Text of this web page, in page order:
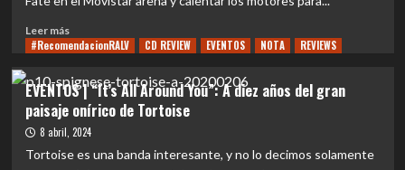
material
el
imperdible
concierto
Mercyful
Fate
en
Santiago
Leer másLeer
más
EVENTOS
|
Cinco
clásicos
#RecomendacionRALV CD REVIEW EVENTOS NOTA REVIEWS
EVENTOS | “It’s All Around You”: A diez años del gran
paisaje onírico de Tortoise
8 abril, 2024
Tortoise es una banda interesante, y no lo decimos solamente